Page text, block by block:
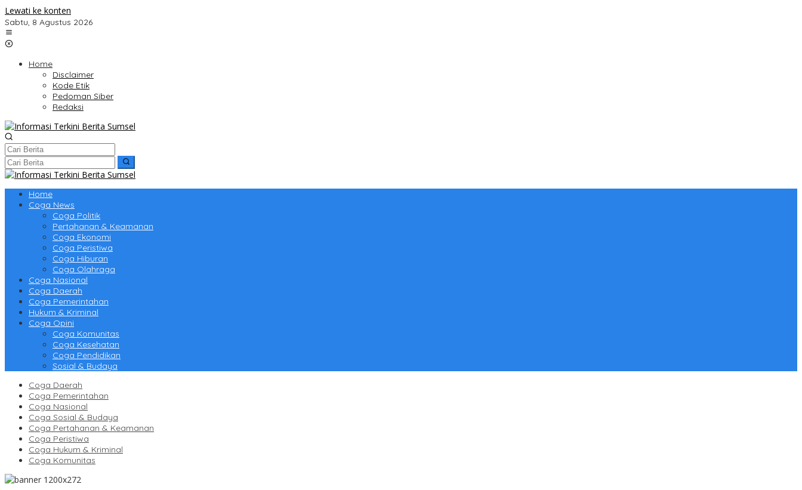
Lewati ke konten
Sabtu, 8 Agustus 2026
Home
Disclaimer
Kode Etik
Pedoman Siber
Redaksi
Home
Coga News
Coga Politik
Pertahanan & Keamanan
Coga Ekonomi
Coga Peristiwa
Coga Hiburan
Coga Olahraga
Coga Nasional
Coga Daerah
Coga Pemerintahan
Hukum & Kriminal
Coga Opini
Coga Komunitas
Coga Kesehatan
Coga Pendidikan
Sosial & Budaya
Coga Daerah
Coga Pemerintahan
Coga Nasional
Coga Sosial & Budaya
Coga Pertahanan & Keamanan
Coga Peristiwa
Coga Hukum & Kriminal
Coga Komunitas